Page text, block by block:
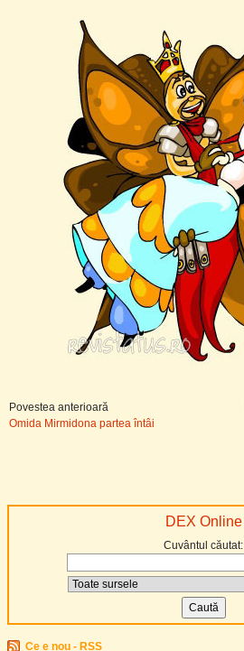
DEX Online
Cuvântul căutat:
Ce e nou - RSS
Povestea anterioară
Omida Mirmidona partea întâi